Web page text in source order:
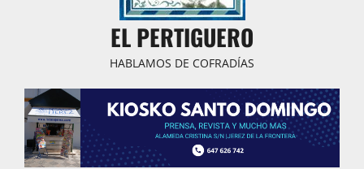
EL PERTIGUERO
HABLAMOS DE COFRADÍAS